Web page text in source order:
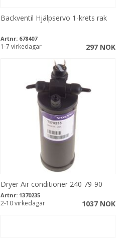
Backventil Hjälpservo 1-krets rak
Artnr: 678407
297 NOK
1-7 virkedagar
Dryer Air conditioner 240 79-90
Artnr: 1370235
1037 NOK
2-10 virkedagar